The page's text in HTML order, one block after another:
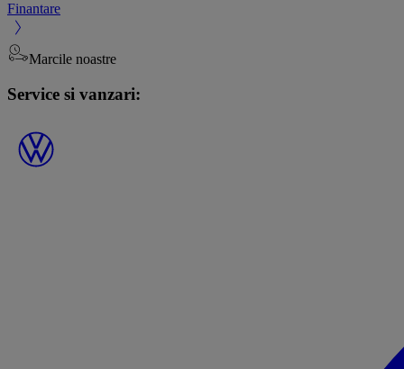
Finantare
Marcile noastre
Service si vanzari: